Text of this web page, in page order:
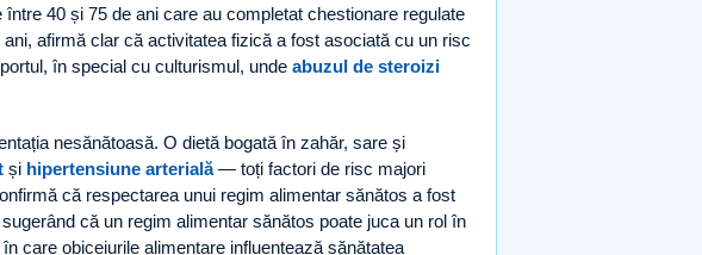
40 și 75 de ani care au completat chestionare regulate
afirmă clar că activitatea fizică a fost asociată cu un risc
în special cu culturismul, unde abuzul de steroizi
nesănătoasă. O dietă bogată în zahăr, sare și
și hipertensiune arterială— toți factori de risc majori
că respectarea unui regim alimentar sănătos a fost
că un regim alimentar sănătos poate juca un rol în
care obiceiurile alimentare influențează sănătatea